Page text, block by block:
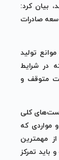
بیان کرد:
صادرات
تولید
در شرایط
متوقف و
کلی
مواردی که
مهمترین
تمرکز